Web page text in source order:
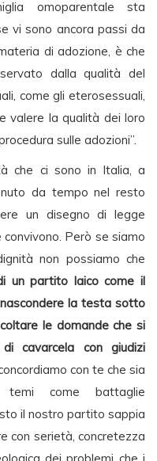
omoparentale sta
vi sono ancora passi da
di adozione, è che
dalla qualità del
come gli eterosessuali,
valere la qualità dei loro
sulle adozioni”.
che ci sono in Italia, a
da tempo nel resto
un disegno di legge
Però se siamo
non possiamo che
un partito laico come il
la testa sotto
le domande che si
cavarcela con giudizi
con te che sia
temi come battaglie
il nostro partito sappia
con serietà, concretezza